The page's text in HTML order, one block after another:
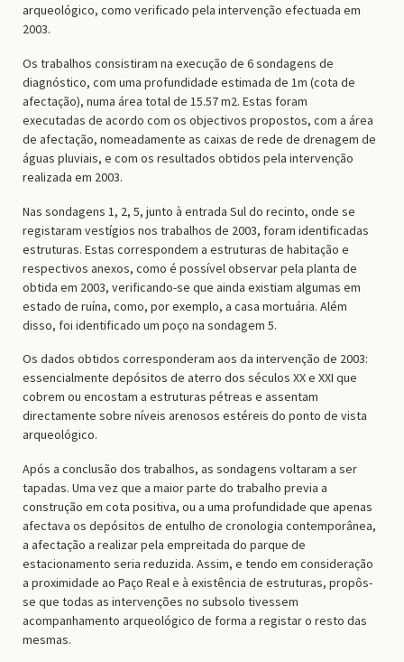
arqueológico, como verificado pela intervenção efectuada em
2003.
Os trabalhos consistiram na execução de 6 sondagens de
diagnóstico, com uma profundidade estimada de 1m (cota de
afectação), numa área total de 15.57 m2. Estas foram
executadas de acordo com os objectivos propostos, com a área
de afectação, nomeadamente as caixas de rede de drenagem de
águas pluviais, e com os resultados obtidos pela intervenção
realizada em 2003.
Nas sondagens 1, 2, 5, junto à entrada Sul do recinto, onde se
registaram vestígios nos trabalhos de 2003, foram identificadas
estruturas. Estas correspondem a estruturas de habitação e
respectivos anexos, como é possível observar pela planta de
obtida em 2003, verificando-se que ainda existiam algumas em
estado de ruína, como, por exemplo, a casa mortuária. Além
disso, foi identificado um poço na sondagem 5.
Os dados obtidos corresponderam aos da intervenção de 2003:
essencialmente depósitos de aterro dos séculos XX e XXI que
cobrem ou encostam a estruturas pétreas e assentam
directamente sobre níveis arenosos estéreis do ponto de vista
arqueológico.
Após a conclusão dos trabalhos, as sondagens voltaram a ser
tapadas. Uma vez que a maior parte do trabalho previa a
construção em cota positiva, ou a uma profundidade que apenas
afectava os depósitos de entulho de cronologia contemporânea,
a afectação a realizar pela empreitada do parque de
estacionamento seria reduzida. Assim, e tendo em consideração
a proximidade ao Paço Real e à existência de estruturas, propôs-
se que todas as intervenções no subsolo tivessem
acompanhamento arqueológico de forma a registar o resto das
mesmas.